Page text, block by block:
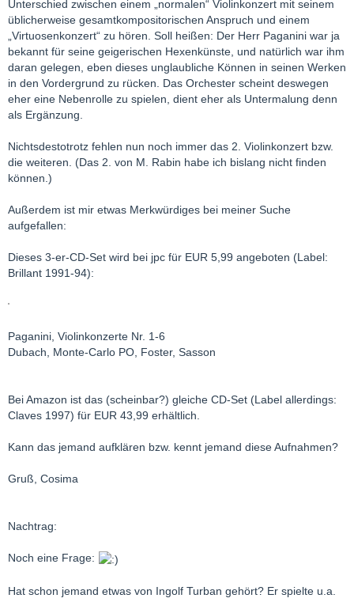
Unterschied zwischen einem „normalen“ Violinkonzert mit seinem
üblicherweise gesamtkompositorischen Anspruch und einem
„Virtuosenkonzert“ zu hören. Soll heißen: Der Herr Paganini war ja
bekannt für seine geigerischen Hexenkünste, und natürlich war ihm
daran gelegen, eben dieses unglaubliche Können in seinen Werken
in den Vordergrund zu rücken. Das Orchester scheint deswegen
eher eine Nebenrolle zu spielen, dient eher als Untermalung denn
als Ergänzung.
Nichtsdestotrotz fehlen nun noch immer das 2. Violinkonzert bzw.
die weiteren. (Das 2. von M. Rabin habe ich bislang nicht finden
können.)
Außerdem ist mir etwas Merkwürdiges bei meiner Suche
aufgefallen:
Dieses 3-er-CD-Set wird bei jpc für EUR 5,99 angeboten (Label:
Brillant 1991-94):
Paganini, Violinkonzerte Nr. 1-6
Dubach, Monte-Carlo PO, Foster, Sasson
Bei Amazon ist das (scheinbar?) gleiche CD-Set (Label allerdings:
Claves 1997) für EUR 43,99 erhältlich.
Kann das jemand aufklären bzw. kennt jemand diese Aufnahmen?
Gruß, Cosima
Nachtrag:
Noch eine Frage:
Hat schon jemand etwas von Ingolf Turban gehört? Er spielte u.a.